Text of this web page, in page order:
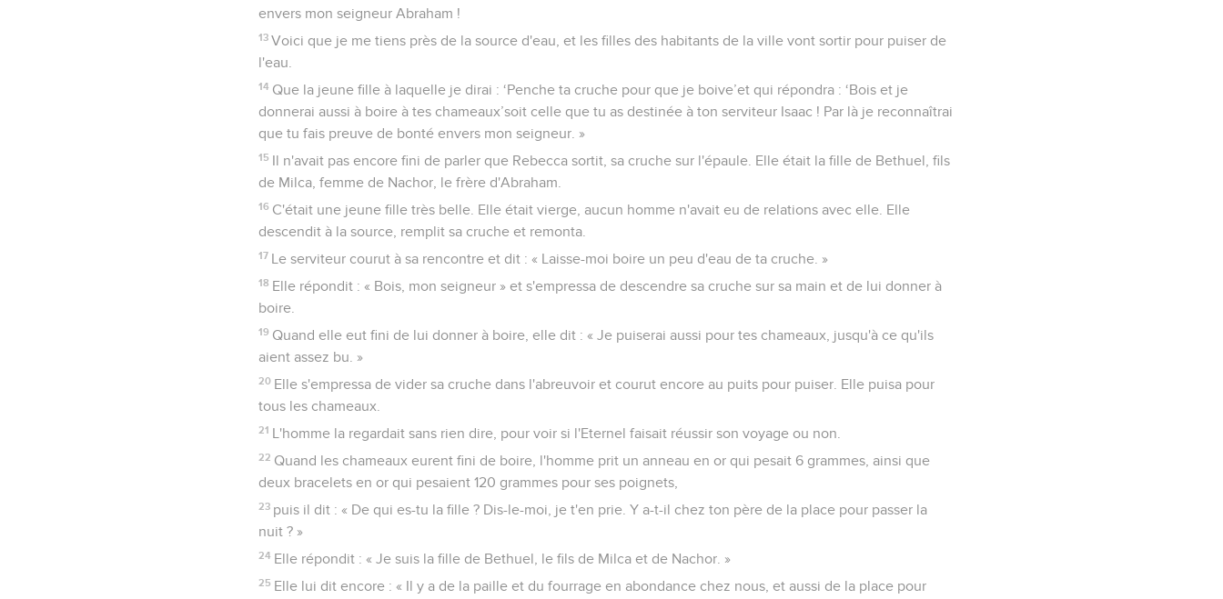
envers mon seigneur Abraham !
13 Voici que je me tiens près de la source d'eau, et les filles des habitants de la ville vont sortir pour puiser de
l'eau.
14 Que la jeune fille à laquelle je dirai : ‘Penche ta cruche pour que je boive’et qui répondra : ‘Bois et je
donnerai aussi à boire à tes chameaux’soit celle que tu as destinée à ton serviteur Isaac ! Par là je reconnaîtrai
que tu fais preuve de bonté envers mon seigneur. »
15 Il n'avait pas encore fini de parler que Rebecca sortit, sa cruche sur l'épaule. Elle était la fille de Bethuel, fils
de Milca, femme de Nachor, le frère d'Abraham.
16 C'était une jeune fille très belle. Elle était vierge, aucun homme n'avait eu de relations avec elle. Elle
descendit à la source, remplit sa cruche et remonta.
17 Le serviteur courut à sa rencontre et dit : « Laisse-moi boire un peu d'eau de ta cruche. »
18 Elle répondit : « Bois, mon seigneur » et s'empressa de descendre sa cruche sur sa main et de lui donner à
boire.
19 Quand elle eut fini de lui donner à boire, elle dit : « Je puiserai aussi pour tes chameaux, jusqu'à ce qu'ils
aient assez bu. »
20 Elle s'empressa de vider sa cruche dans l'abreuvoir et courut encore au puits pour puiser. Elle puisa pour
tous les chameaux.
21 L'homme la regardait sans rien dire, pour voir si l'Eternel faisait réussir son voyage ou non.
22 Quand les chameaux eurent fini de boire, l'homme prit un anneau en or qui pesait 6 grammes, ainsi que
deux bracelets en or qui pesaient 120 grammes pour ses poignets,
23 puis il dit : « De qui es-tu la fille ? Dis-le-moi, je t'en prie. Y a-t-il chez ton père de la place pour passer la
nuit ? »
24 Elle répondit : « Je suis la fille de Bethuel, le fils de Milca et de Nachor. »
25 Elle lui dit encore : « Il y a de la paille et du fourrage en abondance chez nous, et aussi de la place pour